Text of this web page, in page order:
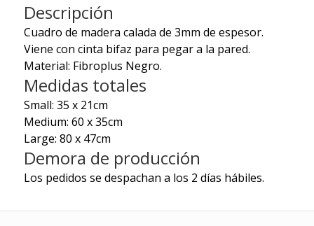
Descripción
Cuadro de madera calada de 3mm de espesor.
Viene con cinta bifaz para pegar a la pared.
Material: Fibroplus Negro.
Medidas totales
Small: 35 x 21cm
Medium: 60 x 35cm
Large: 80 x 47cm
Demora de producción
Los pedidos se despachan a los 2 días hábiles.